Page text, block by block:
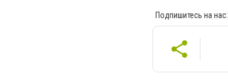
Подпишитесь на нас: